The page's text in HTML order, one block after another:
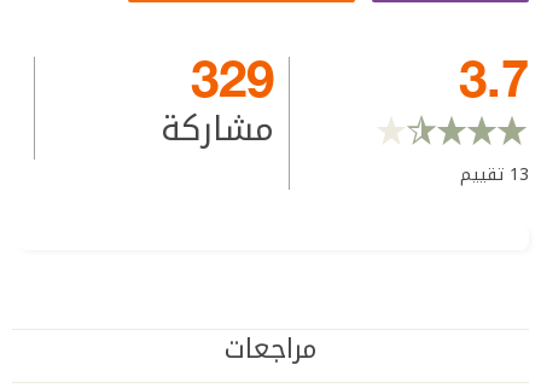
3.7
13 تقييم
329
مشاركة
مراجعات